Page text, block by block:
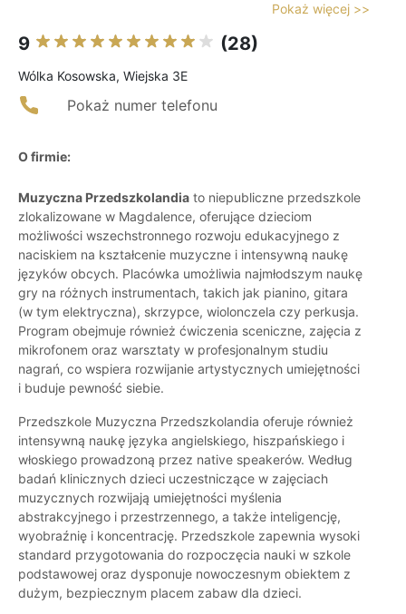
Pokaż więcej >>
9 (28)
Wólka Kosowska, Wiejska 3E
Pokaż numer telefonu
O firmie:
Muzyczna Przedszkolandia to niepubliczne przedszkole
zlokalizowane w Magdalence, oferujące dzieciom
możliwości wszechstronnego rozwoju edukacyjnego z
naciskiem na kształcenie muzyczne i intensywną naukę
języków obcych. Placówka umożliwia najmłodszym naukę
gry na różnych instrumentach, takich jak pianino, gitara
(w tym elektryczna), skrzypce, wiolonczela czy perkusja.
Program obejmuje również ćwiczenia sceniczne, zajęcia z
mikrofonem oraz warsztaty w profesjonalnym studiu
nagrań, co wspiera rozwijanie artystycznych umiejętności
i buduje pewność siebie.
Przedszkole Muzyczna Przedszkolandia oferuje również
intensywną naukę języka angielskiego, hiszpańskiego i
włoskiego prowadzoną przez native speakerów. Według
badań klinicznych dzieci uczestniczące w zajęciach
muzycznych rozwijają umiejętności myślenia
abstrakcyjnego i przestrzennego, a także inteligencję,
wyobraźnię i koncentrację. Przedszkole zapewnia wysoki
standard przygotowania do rozpoczęcia nauki w szkole
podstawowej oraz dysponuje nowoczesnym obiektem z
dużym, bezpiecznym placem zabaw dla dzieci.